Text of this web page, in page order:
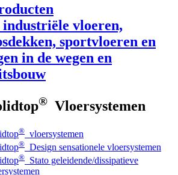
industriële vloeren,
sportvloeren en
in de wegen en
® Vloersystemen
® vloersystemen
® Design sensationele vloersystemen
® Stato geleidende/dissipatieve